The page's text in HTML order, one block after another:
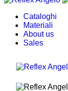
Cataloghi
Materiali
About us
Sales